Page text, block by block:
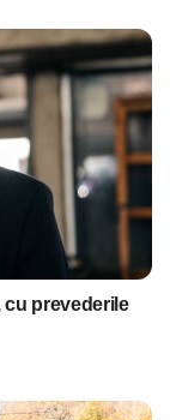
cu prevederile